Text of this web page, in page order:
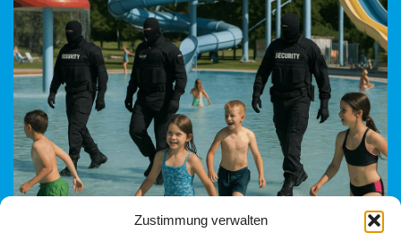
Zustimmung verwalten